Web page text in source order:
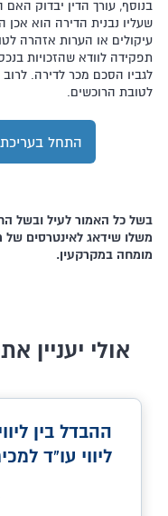
בנוסף, עורך הדין יבדוק האם
שעליו נבנית הדירה הוא אכן
עיקולים או הערות אזהרה
תפקידה לוודא שהזכויות
לגביו הסכם מכר לדירה.
לטובת הרוכשים.
התחל בעריכת
בשל כל האמור לעיל ובשל
משלו שידאג לאינטרסים של
מומחה במקרקעין.
אולי יעניין
ההבדל בין
ליווי עו"ד